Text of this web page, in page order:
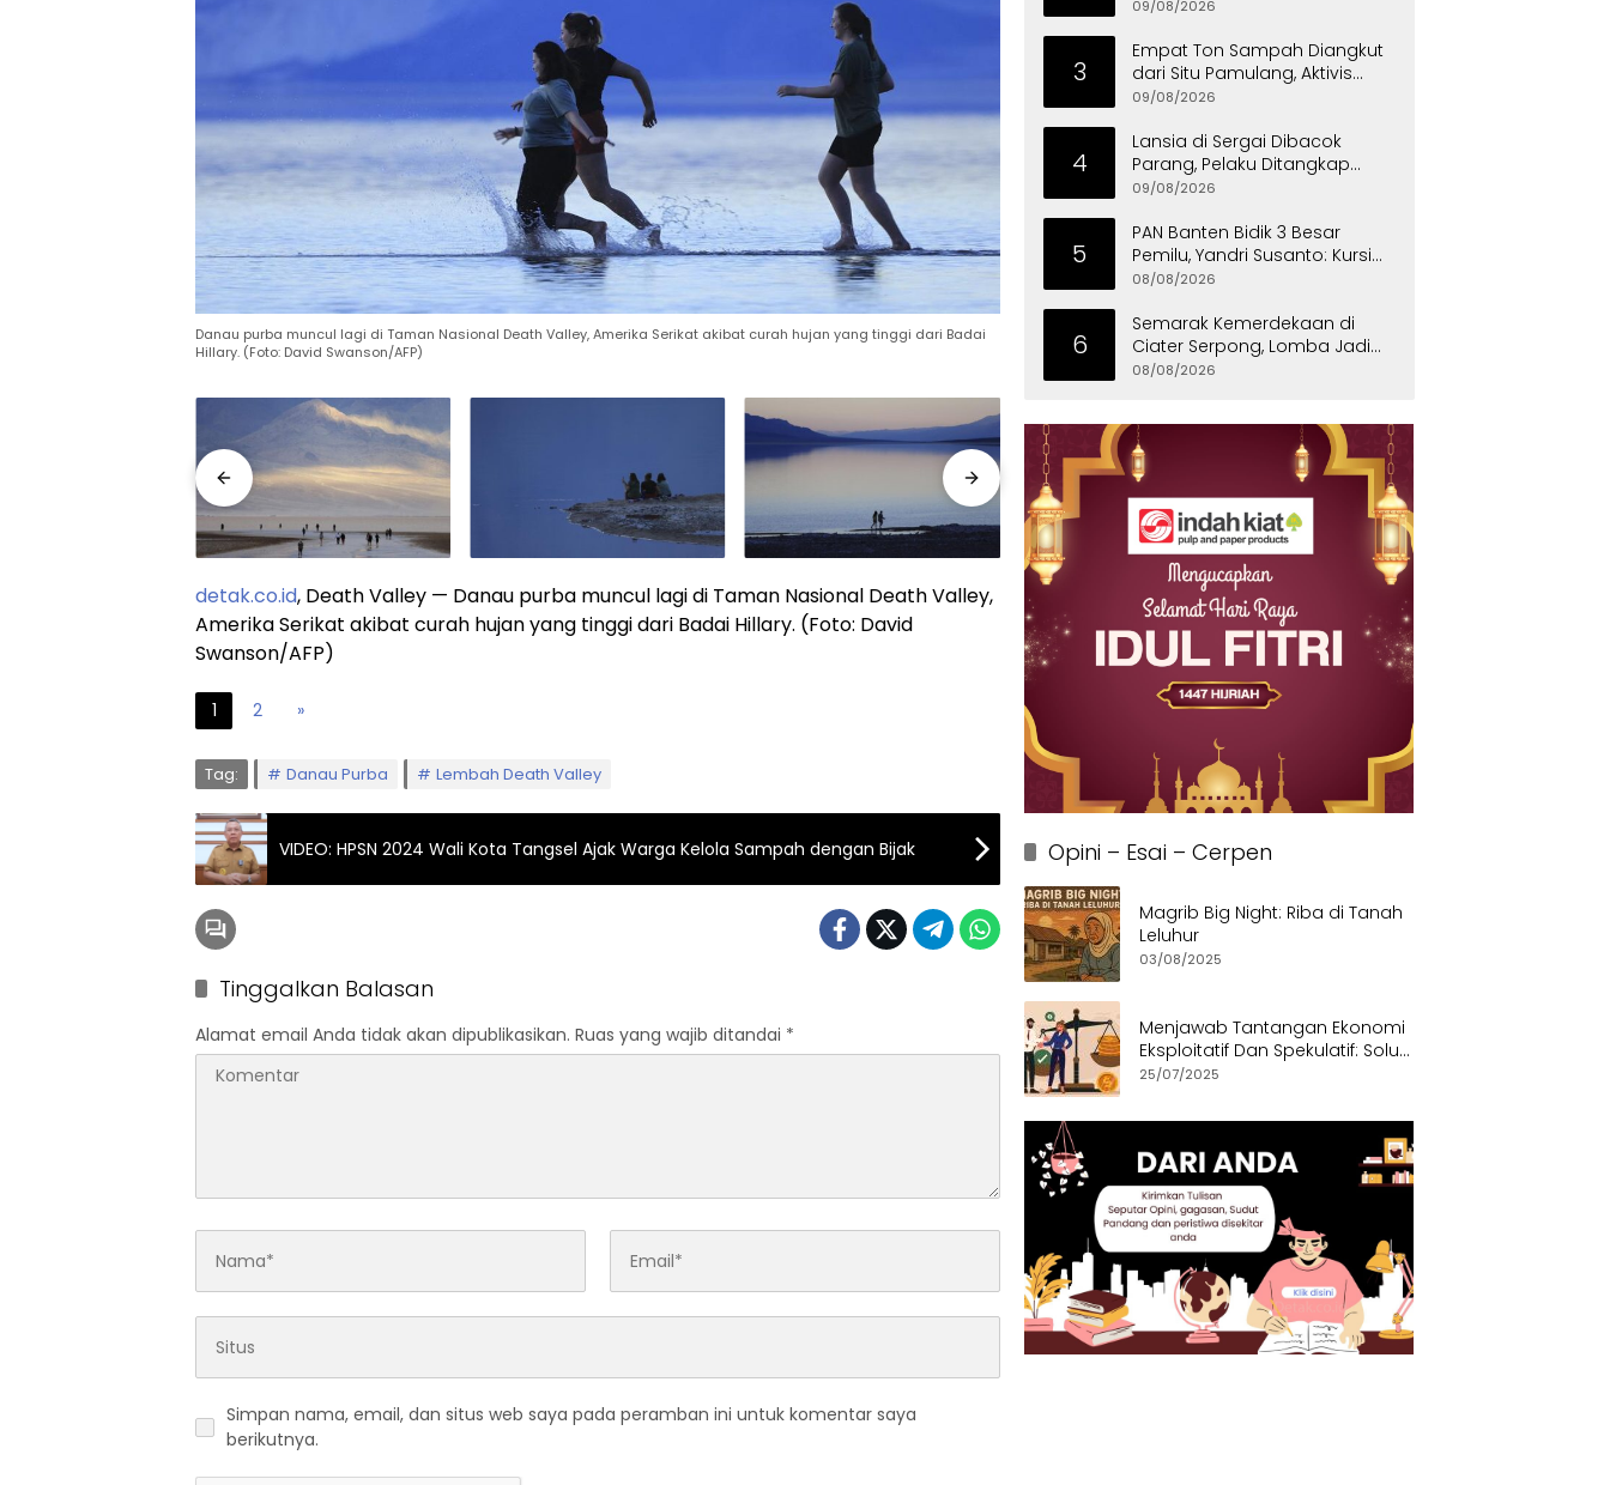
Danau purba muncul lagi di Taman Nasional Death Valley, Amerika Serikat akibat curah hujan yang tinggi dari Badai
Hillary. (Foto: David Swanson/AFP)
detak.co.id, Death Valley — Danau purba muncul lagi di Taman Nasional Death Valley,
Amerika Serikat akibat curah hujan yang tinggi dari Badai Hillary. (Foto: David
Swanson/AFP)
1 2 »
Tag: Danau Purba Lembah Death Valley
VIDEO: HPSN 2024 Wali Kota Tangsel Ajak Warga Kelola Sampah dengan Bijak
Tinggalkan Balasan
Alamat email Anda tidak akan dipublikasikan. Ruas yang wajib ditandai *
Simpan nama, email, dan situs web saya pada peramban ini untuk komentar saya
berikutnya.
09/08/2026
3
Empat Ton Sampah Diangkut
dari Situ Pamulang, Aktivis
Desak Pemprov Banten Peduli
09/08/2026
4
Lansia di Sergai Dibacok
Parang, Pelaku Ditangkap
Polisi
09/08/2026
5
PAN Banten Bidik 3 Besar
Pemilu, Yandri Susanto: Kursi
Pimpinan DPRD Harus Direbut
08/08/2026
6
Semarak Kemerdekaan di
Ciater Serpong, Lomba Jadi
Ajang Pererat Kekompakan
08/08/2026
Opini – Esai – Cerpen
Magrib Big Night: Riba di Tanah
Leluhur
03/08/2025
Menjawab Tantangan Ekonomi
Eksploitatif Dan Spekulatif: Solusi
Etis dan Berkeadilan
25/07/2025